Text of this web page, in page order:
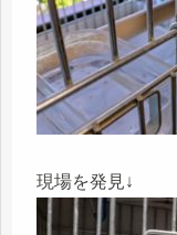
現場を発見↓